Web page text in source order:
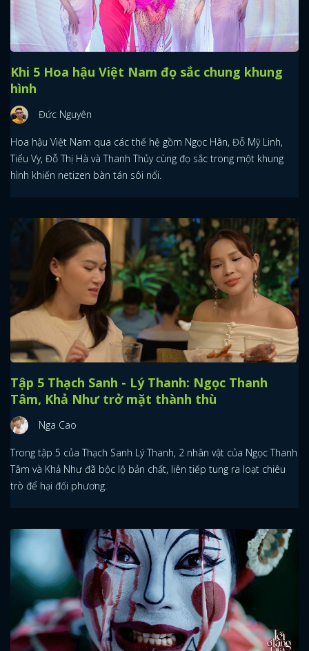
Khi 5 Hoa hậu Việt Nam đọ sắc chung khung
hình
Đức Nguyên
Hoa hậu Việt Nam qua các thế hệ gồm Ngọc Hân, Đỗ Mỹ Linh,
Tiểu Vy, Đỗ Thị Hà và Thanh Thủy cùng đọ sắc trong một khung
hình khiến netizen bàn tán sôi nổi.
Tập 5 Thạch Sanh - Lý Thanh: Ngọc Thanh
Tâm, Khả Như trở mặt thành thù
Nga Cao
Trong tập 5 của Thạch Sanh Lý Thanh, 2 nhân vật của Ngọc Thanh
Tâm và Khả Như đã bộc lộ bản chất, liên tiếp tung ra loạt chiêu
trò để hại đối phương.